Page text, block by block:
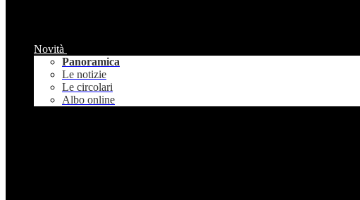
Novità
Panoramica
Le notizie
Le circolari
Albo online